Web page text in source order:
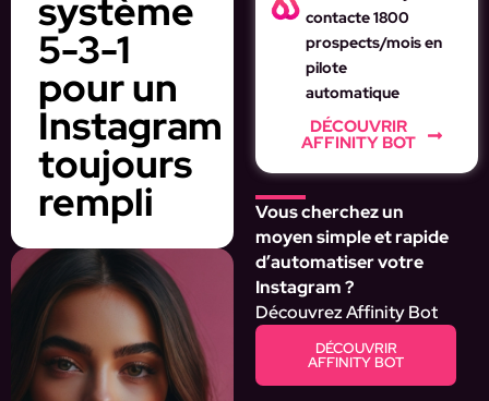
système
5-3-1
pour un
Instagram
toujours
rempli
contacte 1800
prospects/mois en
pilote
automatique
DÉCOUVRIR
AFFINITY BOT
Vous cherchez un
moyen simple et rapide
d’automatiser votre
Instagram ?
Découvrez Affinity Bot
DÉCOUVRIR
AFFINITY BOT